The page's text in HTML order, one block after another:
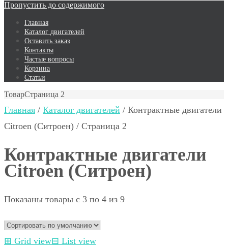
Пропустить до содержимого
Главная
Каталог двигателей
Оставить заказ
Контакты
Частые вопросы
Корзина
Статьи
ТоварСтраница 2
Главная / Каталог двигателей / Контрактные двигатели
Citroen (Ситроен) / Страница 2
Контрактные двигатели
Citroen (Ситроен)
Показаны товары с 3 по 4 из 9
⊞ Grid view⊟ List view